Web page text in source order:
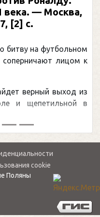
века. — Москва,
[2] с.
битву на футбольном
соперничают лицом к
верный выход из
и щепетильной в
cookie
Поляны